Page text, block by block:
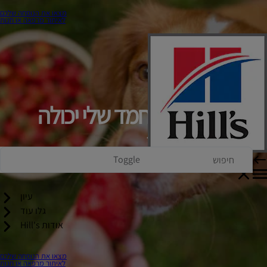
מצאו את הנוסחה שלכם
לאיתור מרפאה או חנות
Toggle
עיון
גלו עוד
אודות Hill's
מצאו את הנוסחה שלכם
לאיתור מרפאה או חנות
האם חיית המחמד שלי יכולה
לאכול את זה?